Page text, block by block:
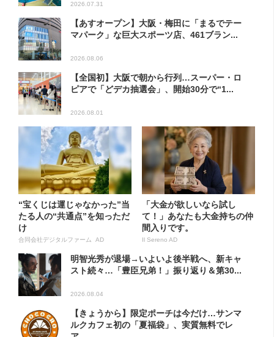
2026.07.31
【あすオープン】大阪・梅田に「まるでテー
マパーク」な巨大スポーツ店、461ブラン...
2026.08.06
【全国初】大阪で朝から行列…スーパー・ロ
ピアで「どデカ抽選会」、開始30分で“1...
2026.08.01
“宝くじは運じゃなかった”当
たる人の“共通点”を知っただ
け
合同会社デジタルファーム AD
「大金が欲しいなら試し
て！」あなたも大金持ちの仲
間入りです。
Il Sereno AD
明智光秀が退場→いよいよ後半戦へ、新キャ
スト続々…「豊臣兄弟！」振り返り＆第30...
2026.08.04
【きょうから】限定ポーチは今だけ…サンマ
ルクカフェ初の「夏福袋」、実質無料でレ